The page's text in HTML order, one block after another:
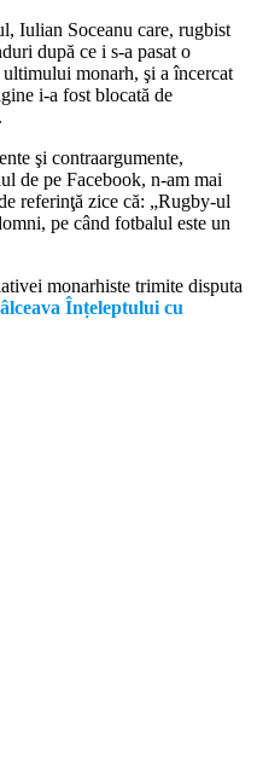
Iulian Soceanu care, rugbist
după ce i s-a pasat o
monarh, şi a încercat
i-a fost blocată de
şi contraargumente,
de pe Facebook, n-am mai
referinţă zice că: „Rugby-ul
pe când fotbalul este un
monarhiste trimite disputa
Înțeleptului cu